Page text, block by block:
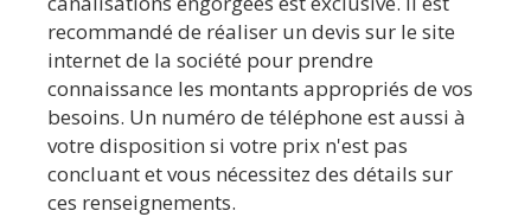
recommandé de réaliser un devis sur le site
internet de la société pour prendre
connaissance les montants appropriés de vos
besoins. Un numéro de téléphone est aussi à
votre disposition si votre prix n'est pas
concluant et vous nécessitez des détails sur
ces renseignements.